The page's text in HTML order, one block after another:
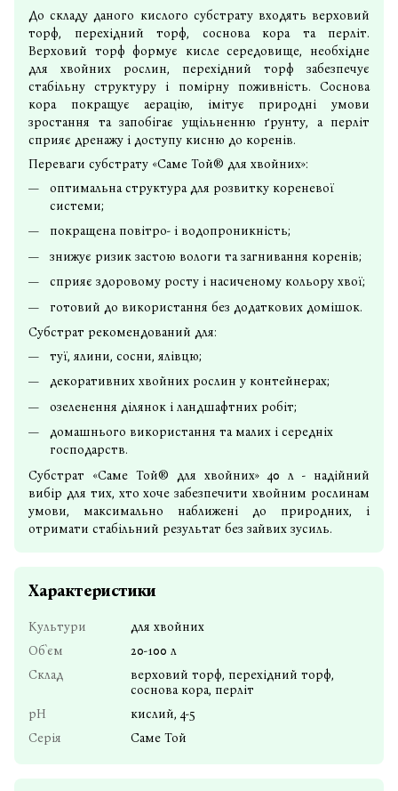
До складу даного кислого субстратувходять верховий
торф, перехідний торф, соснова кора та перліт.
Верховий торф формує кисле середовище, необхідне
для хвойних рослин, перехідний торф забезпечує
стабільну структуру і помірну поживність. Соснова
кора покращує аерацію, імітує природні умови
зростання та запобігає ущільненню ґрунту, а перліт
сприяє дренажу і доступу кисню до коренів.
Переваги субстрату «Саме Той® для хвойних»:
оптимальна структура для розвитку кореневої
системи;
покращена повітро- і водопроникність;
знижує ризик застою вологи та загнивання коренів;
сприяє здоровому росту і насиченому кольору хвої;
готовий до використання без додаткових домішок.
Субстрат рекомендований для:
туї, ялини, сосни, ялівцю;
декоративних хвойних рослин у контейнерах;
озеленення ділянок і ландшафтних робіт;
домашнього використання та малих і середніх
господарств.
Субстрат «Саме Той® для хвойних» 40 л - надійний
вибір для тих, хто хоче забезпечити хвойним рослинам
умови, максимально наближені до природних, і
отримати стабільний результат без зайвих зусиль.
Характеристики
Культури
для хвойних
Об`єм
20-100 л
Склад
верховий торф, перехідний торф,
соснова кора, перліт
pH
кислий, 4-5
Серія
Саме Той